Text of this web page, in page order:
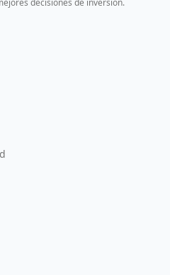
decisiones de inversión.